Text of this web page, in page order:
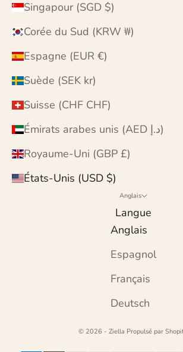
Singapour (SGD $)
Corée du Sud (KRW ₩)
Espagne (EUR €)
Suède (SEK kr)
Suisse (CHF CHF)
Émirats arabes unis (AED د.إ)
Royaume-Uni (GBP £)
États-Unis (USD $)
Anglais
Langue
Anglais
Espagnol
Français
Deutsch
© 2026 - Ziella Propulsé par